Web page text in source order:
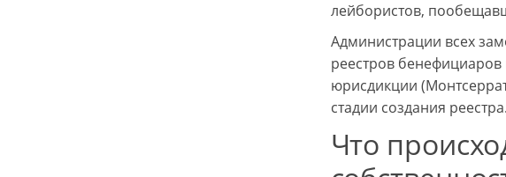
лейбористов,
Администрации всех
реестров
юрисдикции
стадии создания
Что